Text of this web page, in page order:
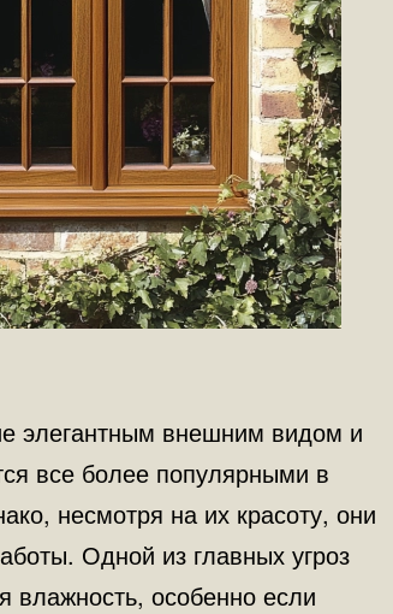
элегантным внешним видом и
все более популярными в
несмотря на их красоту, они
Одной из главных угроз
влажность, особенно если